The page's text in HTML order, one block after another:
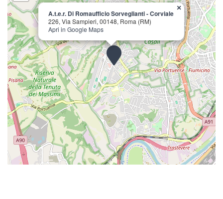
A.t.e.r. Di Romaufficio Sorveglianti - Corviale
226, Via Sampieri, 00148, Roma (RM)
Apri in Google Maps
×